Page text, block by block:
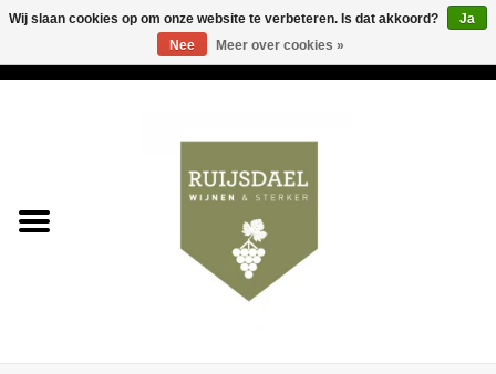
& sterker
Wij slaan cookies op om onze website te verbeteren. Is dat akkoord?
Ja
Nee
Meer over cookies »